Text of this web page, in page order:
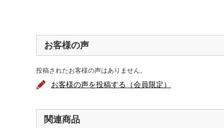
お客様の声
投稿されたお客様の声はありません。
お客様の声を投稿する（会員限定）
関連商品